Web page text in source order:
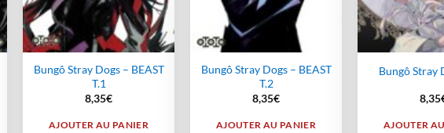
Bungô Stray Dogs – BEAST
T.1
8,35€
AJOUTER AU PANIER
Bungô Stray Dogs – BEAST
T.2
8,35€
AJOUTER AU PANIER
Bungô Stray
8,35
AJOUTER